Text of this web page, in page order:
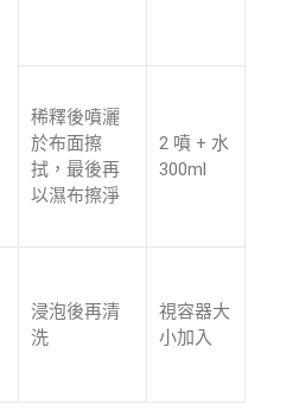
稀釋後噴灑
於布面擦
拭，最後再
以濕布擦淨
2 噴 + 水
300ml
浸泡後再清
洗
視容器大
小加入